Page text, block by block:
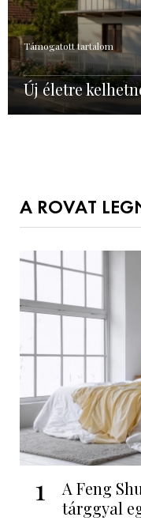
Támogatott tartalom
Új életre
A ROVAT
1
A Feng
tárggyal